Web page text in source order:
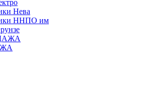
Нева
ННПО им